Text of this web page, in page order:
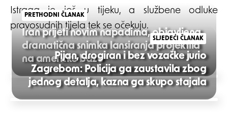
Istraga je još u tijeku, a službene odluke
pravosudnih tijela tek se očekuju.
Post
navigation
PRETHODNI ČLANAK
Iran prijeti novim napadima, objavljena
dramatična snimka lansiranja projektila
na američke baze
SLJEDEĆI ČLANAK
Pijan, drogiran i bez vozačke jurio
Zagrebom: Policija ga zaustavila zbog
jednog detalja, kazna ga skupo stajala